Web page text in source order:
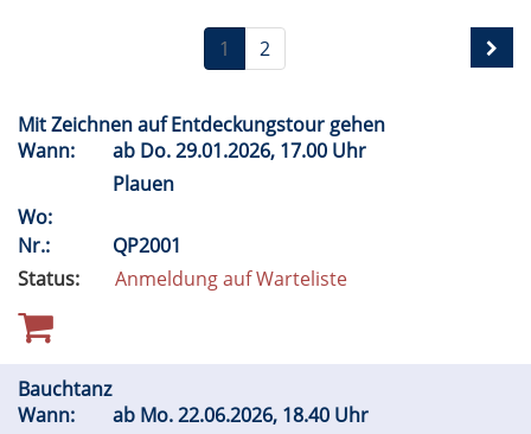
1 2
Mit Zeichnen auf Entdeckungstour gehen
Wann:
ab Do.29.01.2026, 17.00 Uhr
Plauen
Wo:
Nr.:
QP2001
Status:
Anmeldung auf Warteliste
Bauchtanz
Wann:
ab Mo.22.06.2026, 18.40 Uhr